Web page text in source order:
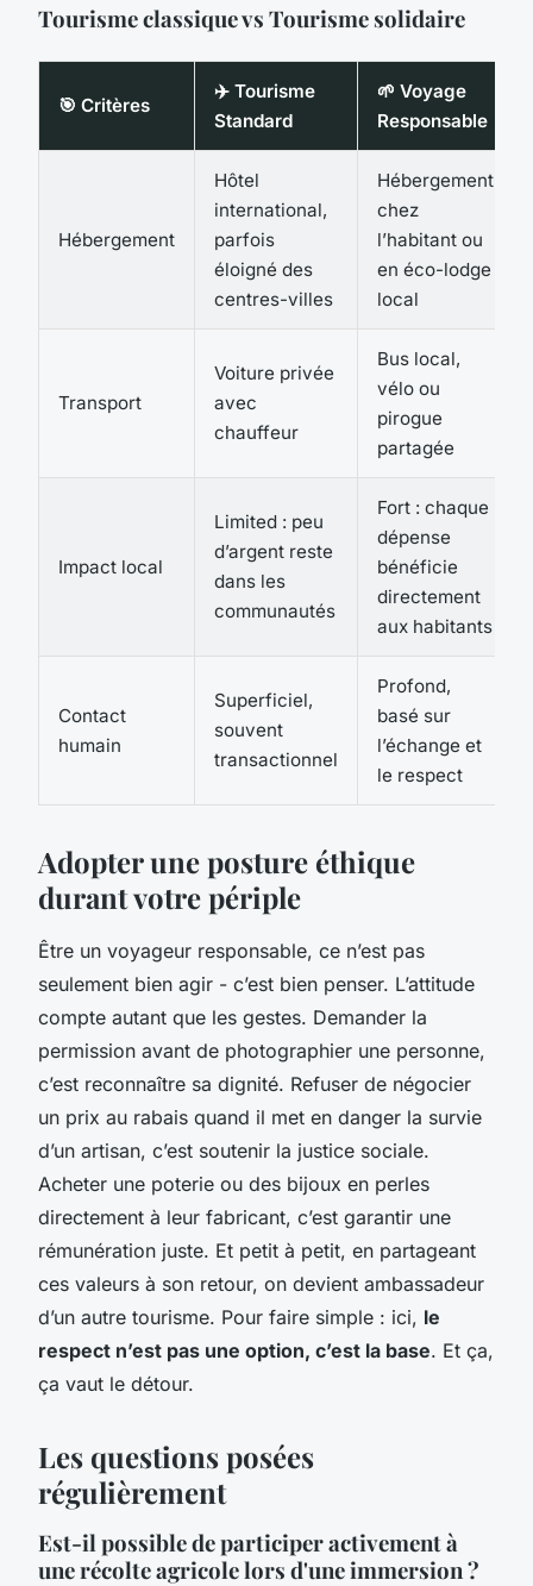
Tourisme classique vs Tourisme solidaire
🎯 Critères
✈️ Tourisme
Standard
🌱 Voyage
Responsable
Hébergement
Hôtel
international,
parfois
éloigné des
centres-villes
Hébergement
chez
l’habitant ou
en éco-lodge
local
Transport
Voiture privée
avec
chauffeur
Bus local,
vélo ou
pirogue
partagée
Impact local
Limited : peu
d’argent reste
dans les
communautés
Fort : chaque
dépense
bénéficie
directement
aux habitants
Contact
humain
Superficiel,
souvent
transactionnel
Profond,
basé sur
l’échange et
le respect
Adopter une posture éthique
durant votre périple
Être un voyageur responsable, ce n’est pas
seulement bien agir - c’est bien penser. L’attitude
compte autant que les gestes. Demander la
permission avant de photographier une personne,
c’est reconnaître sa dignité. Refuser de négocier
un prix au rabais quand il met en danger la survie
d’un artisan, c’est soutenir la justice sociale.
Acheter une poterie ou des bijoux en perles
directement à leur fabricant, c’est garantir une
rémunération juste. Et petit à petit, en partageant
ces valeurs à son retour, on devient ambassadeur
d’un autre tourisme. Pour faire simple : ici, le
respect n’est pas une option, c’est la base. Et ça,
ça vaut le détour.
Les questions posées
régulièrement
Est-il possible de participer activement à
une récolte agricole lors d'une immersion ?